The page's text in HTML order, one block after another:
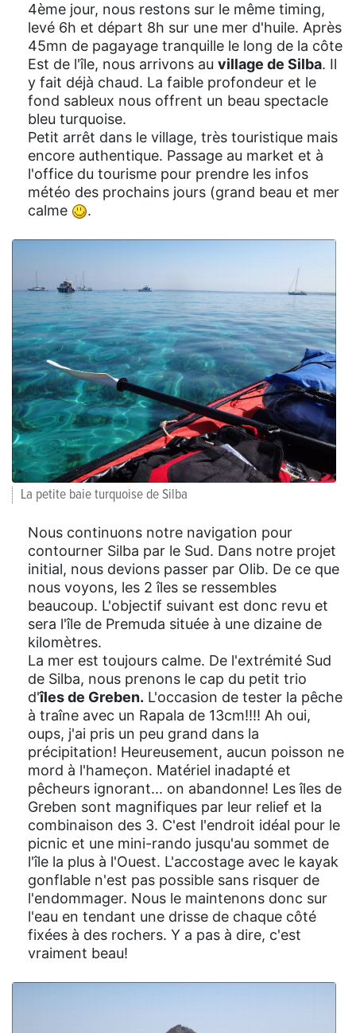
4ème jour, nous restons sur le même timing,
levé 6h et départ 8h sur une mer d'huile. Après
45mn de pagayage tranquille le long de la côte
Est de l'île, nous arrivons au village de Silba. Il
y fait déjà chaud. La faible profondeur et le
fond sableux nous offrent un beau spectacle
bleu turquoise.
Petit arrêt dans le village, très touristique mais
encore authentique. Passage au market et à
l'office du tourisme pour prendre les infos
météo des prochains jours (grand beau et mer
calme
.
La petite baie turquoise de Silba
Nous continuons notre navigation pour
contourner Silba par le Sud. Dans notre projet
initial, nous devions passer par Olib. De ce que
nous voyons, les 2 îles se ressembles
beaucoup. L'objectif suivant est donc revu et
sera l'île de Premuda située à une dizaine de
kilomètres.
La mer est toujours calme. De l'extrémité Sud
de Silba, nous prenons le cap du petit trio
d'îles de Greben. L'occasion de tester la pêche
à traîne avec un Rapala de 13cm!!!! Ah oui,
oups, j'ai pris un peu grand dans la
précipitation! Heureusement, aucun poisson ne
mord à l'hameçon. Matériel inadapté et
pêcheurs ignorant... on abandonne! Les îles de
Greben sont magnifiques par leur relief et la
combinaison des 3. C'est l'endroit idéal pour le
picnic et une mini-rando jusqu'au sommet de
l'île la plus à l'Ouest. L'accostage avec le kayak
gonflable n'est pas possible sans risquer de
l'endommager. Nous le maintenons donc sur
l'eau en tendant une drisse de chaque côté
fixées à des rochers. Y a pas à dire, c'est
vraiment beau!